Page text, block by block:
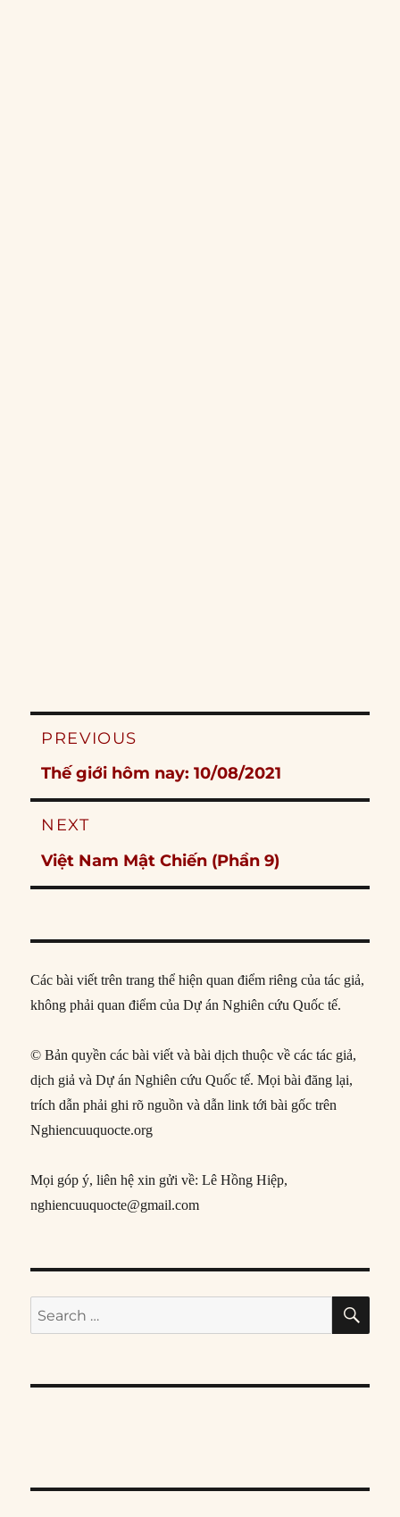
Post
PREVIOUS
Previous
post:
Thế giới hôm nay: 10/08/2021
NEXT
Next
post:
Việt Nam Mật Chiến (Phần 9)
Các bài viết trên trang thể hiện quan điểm riêng của tác giả,
không phải quan điểm của Dự án Nghiên cứu Quốc tế.
© Bản quyền các bài viết và bài dịch thuộc về các tác giả,
dịch giả và Dự án Nghiên cứu Quốc tế. Mọi bài đăng lại,
trích dẫn phải ghi rõ nguồn và dẫn link tới bài gốc trên
Nghiencuuquocte.org
Mọi góp ý, liên hệ xin gửi về: Lê Hồng Hiệp,
nghiencuuquocte@gmail.com
Search
for: